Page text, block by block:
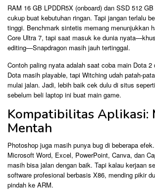
RAM 16 GB LPDDR5X (onboard) dan SSD 512
cukup buat kebutuhan ringan. Tapi jangan terlalu
tinggi. Benchmark sintetis memang menunjukkan
Core Ultra 7, tapi saat masuk ke dunia
editing—Snapdragon masih jauh tertinggal.
Contoh paling nyata adalah saat coba main Dota 2
Dota masih playable, tapi Witching udah patah-
mulai jalan. Jadi, lebih baik cek dulu di situs
sebelum beli laptop ini buat main game.
Kompatibilitas Aplikasi:
Mentah
Photoshop juga masih punya bug di beberapa
Microsoft Word, Excel, PowerPoint, Canva, dan
masih bisa jalan dengan baik. Tapi kalau kerjaan
software profesional berbasis X86, mending pikir
pindah ke ARM.